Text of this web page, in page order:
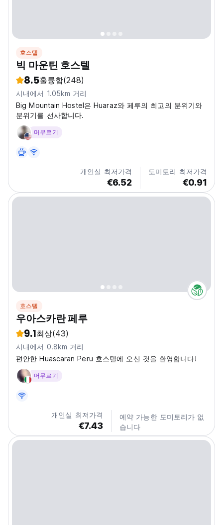
호스텔
빅 마운틴 호스텔
8.5훌륭함(248)
시내에서 1.05km 거리
Big Mountain Hostel은 Huaraz와 페루의 최고의 분위기와
분위기를 선사합니다.
머무르기
개인실 최저가격
€6.52
도미토리 최저가격
€0.91
호스텔
우아스카란 페루
9.1최상(43)
시내에서 0.8km 거리
편안한 Huascaran Peru 호스텔에 오신 것을 환영합니다!
머무르기
개인실 최저가격
€7.43
예약 가능한 도미토리가 없
습니다